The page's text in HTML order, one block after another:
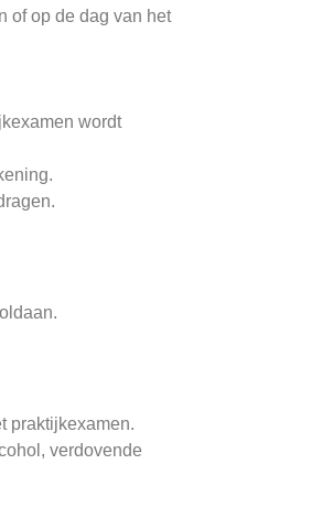
of op de dag van het
wordt
praktijkexamen.
verdovende